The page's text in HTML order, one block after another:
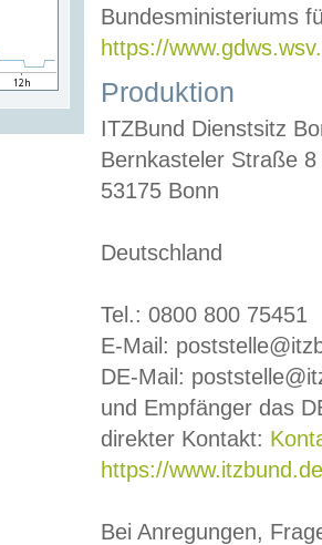
Bundesministeriums
https://
Produktion
ITZBund Dienstsitz
Bernkasteler Straße 8
53175 Bonn
Deutschland
Tel.: 0800 800 75451
E-Mail:
DE-Mail:
und Empfänger das
direkter Kontakt:
https://
Bei Anregungen,